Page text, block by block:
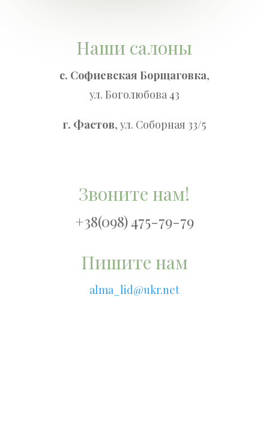
Наши салоны
с. Софиевская Борщаговка,
ул. Боголюбова 43
г. Фастов, ул. Соборная 33/5
Звоните нам!
+38(098) 475-79-79
Пишите нам
alma_lid@ukr.net